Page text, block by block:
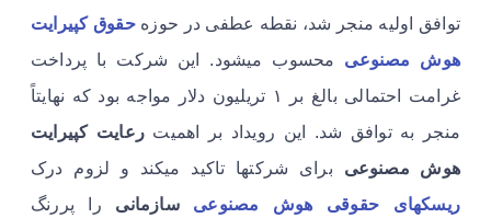
توافق اولیه منجر شد، نقطه عطفی در حوزهحقوق کپیرایت
هوش مصنوعی محسوب میشود. این شرکت با پرداخت
غرامت احتمالی بالغ بر ۱ تریلیون دلار مواجه بود که نهایتاً
منجر به توافق شد. این رویداد بر اهمیترعایت کپیرایت
هوش مصنوعی برای شرکتها تاکید میکند و لزوم درک
ریسکهای حقوقی هوش مصنوعی سازمانی را پررنگ